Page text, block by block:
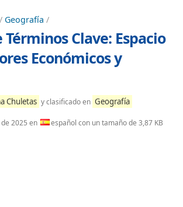
/ Geografía /
Clave: Espacio
Económicos y
Chuletas y clasificado en Geografía
2025 en español con un tamaño de 3,87 KB